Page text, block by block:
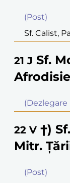
(Post)
Sf. Calist,
21 J Sf.
Afrodisie
(Dezlegare
22 V †)
Mitr.
(Post)